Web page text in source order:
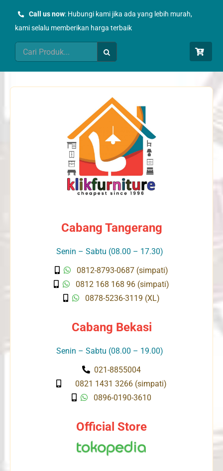
Call us now: Hubungi kami jika ada yang lebih murah,
kami selalu memberikan harga terbaik
Search
for:
Cabang Tangerang
Senin – Sabtu (08.00 – 17.30)
0812-8793-0687 (simpati)
0812 168 168 96 (simpati)
0878-5236-3119 (XL)
Cabang Bekasi
Senin – Sabtu (08.00 – 19.00)
021-8855004
0821 1431 3266 (simpati)
0896-0190-3610
Official Store